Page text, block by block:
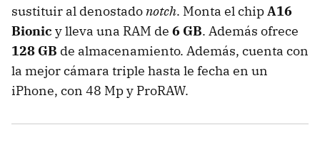
sustituir al denostadonotch. Monta el chipA16
Bionic y lleva una RAM de 6 GB. Además ofrece
128 GB de almacenamiento. Además, cuenta con
la mejor cámara triple hasta le fecha en un
iPhone, con 48 Mp y ProRAW.